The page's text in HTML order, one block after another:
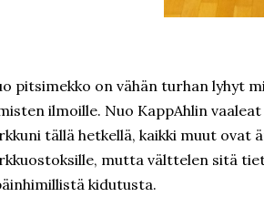
pitsimekko on vähän turhan lyhyt
ilmoille. Nuo KappAhlin
tällä hetkellä, kaikki muut ovat
mutta välttelen sitä
kidutusta.